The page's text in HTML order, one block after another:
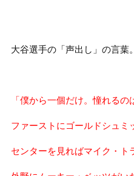
大谷選手の「声出し」の言葉。
「僕から一個だけ。憧れるの
ファーストにゴールドシュミ
センターを見ればマイク・ト